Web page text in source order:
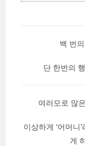
백 번
단 한번의
여러모로 많
이상하게 ‘어머니
게